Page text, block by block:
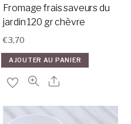
Fromage frais saveurs du
jardin 120 gr chèvre
€3,70
AJOUTER AU PANIER